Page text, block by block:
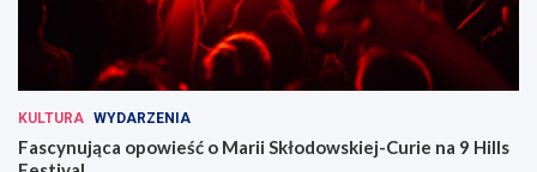
KULTURA WYDARZENIA
Fascynująca opowieść o Marii Skłodowskiej-Curie na 9 Hills